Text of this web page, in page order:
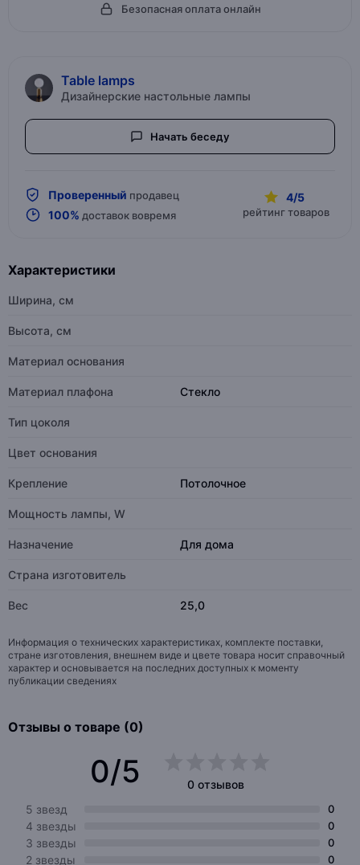
Безопасная оплата онлайн
Table lamps
Дизайнерские настольные лампы
Начать беседу
Проверенный продавец
100% доставок вовремя
4/5
рейтинг товаров
Характеристики
Ширина, см
Высота, см
Материал основания
Материал плафона Стекло
Тип цоколя
Цвет основания
Крепление Потолочное
Мощность лампы, W
Назначение Для дома
Страна изготовитель
Вес 25,0
Информация о технических характеристиках, комплекте поставки,
стране изготовления, внешнем виде и цвете товара носит справочный
характер и основывается на последних доступных к моменту
публикации сведениях
Отзывы о товаре (0)
0/5
0 отзывов
5 звезд
0
4 звезды 0
3 звезды 0
2 звезды 0